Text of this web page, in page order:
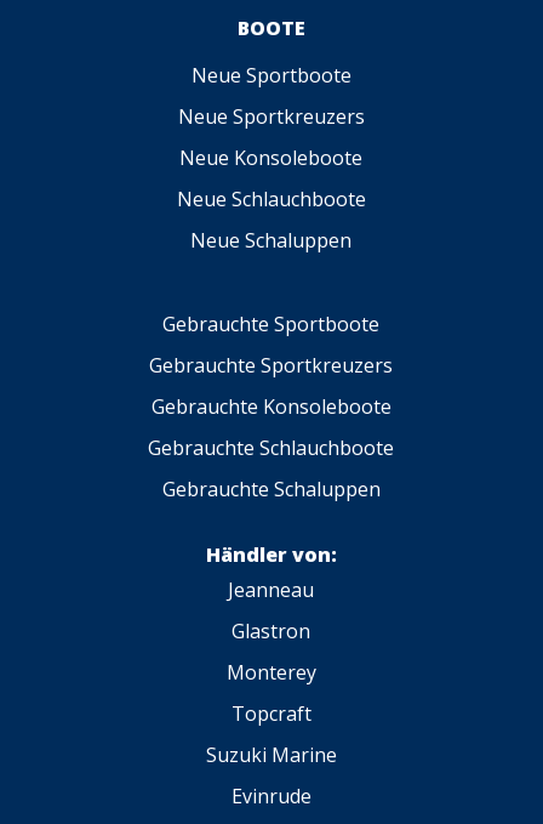
BOOTE
Neue Sportboote
Neue Sportkreuzers
Neue Konsoleboote
Neue Schlauchboote
Neue Schaluppen
Gebrauchte Sportboote
Gebrauchte Sportkreuzers
Gebrauchte Konsoleboote
Gebrauchte Schlauchboote
Gebrauchte Schaluppen
Händler von:
Jeanneau
Glastron
Monterey
Topcraft
Suzuki Marine
Evinrude